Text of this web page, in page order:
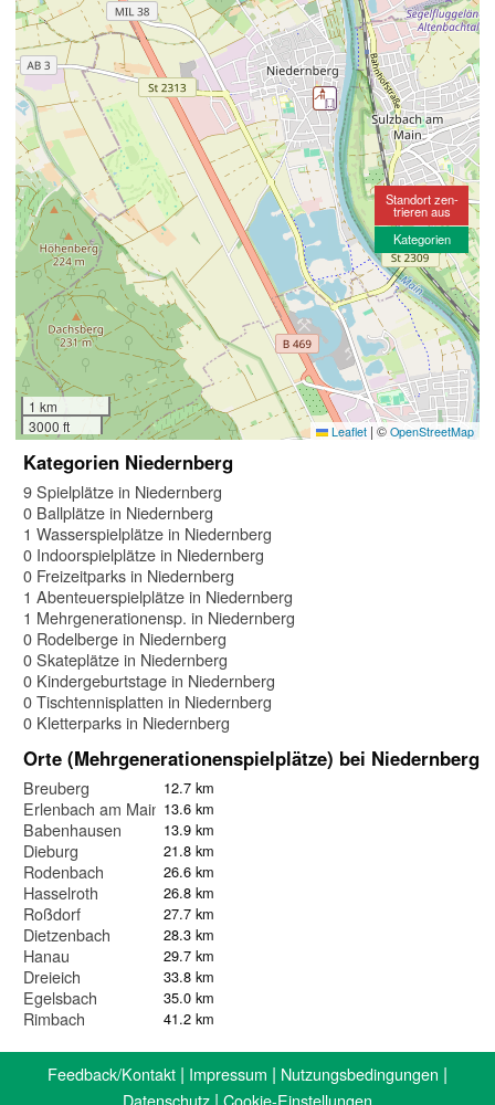
1 km
3000 ft
Leaflet | © OpenStreetMap
Standort zen-
trieren aus
Kategorien
Kategorien Niedernberg
9 Spielplätze in Niedernberg
0 Ballplätze in Niedernberg
1 Wasserspielplätze in Niedernberg
0 Indoorspielplätze in Niedernberg
0 Freizeitparks in Niedernberg
1 Abenteuerspielplätze in Niedernberg
1 Mehrgenerationensp. in Niedernberg
0 Rodelberge in Niedernberg
0 Skateplätze in Niedernberg
0 Kindergeburtstage in Niedernberg
0 Tischtennisplatten in Niedernberg
0 Kletterparks in Niedernberg
Orte (Mehrgenerationenspielplätze) bei Niedernberg
Breuberg 12.7 km
Erlenbach am Main 13.6 km
Babenhausen 13.9 km
Dieburg 21.8 km
Rodenbach 26.6 km
Hasselroth 26.8 km
Roßdorf 27.7 km
Dietzenbach 28.3 km
Hanau 29.7 km
Dreieich 33.8 km
Egelsbach 35.0 km
Rimbach 41.2 km
Feedback/Kontakt | Impressum | Nutzungsbedingungen |
Datenschutz Cookie-Einstellungen